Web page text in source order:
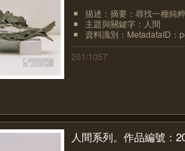
描述：摘要：尋找一種純
主題與關鍵字：人間
資料識別：MetadataID
201/1057
人間系列。作品編號：